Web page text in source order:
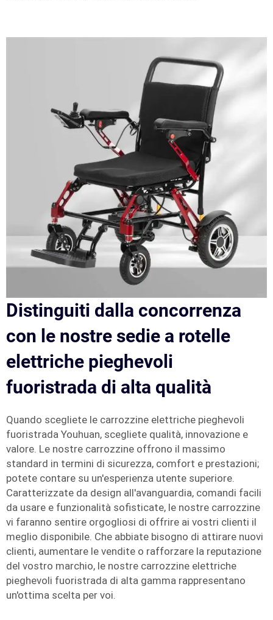
Distinguiti dalla concorrenza
con le nostre sedie a rotelle
elettriche pieghevoli
fuoristrada di alta qualità
Quando scegliete le carrozzine elettriche pieghevoli
fuoristrada Youhuan, scegliete qualità, innovazione e
valore. Le nostre carrozzine offrono il massimo
standard in termini di sicurezza, comfort e prestazioni;
potete contare su un'esperienza utente superiore.
Caratterizzate da design all'avanguardia, comandi facili
da usare e funzionalità sofisticate, le nostre carrozzine
vi faranno sentire orgogliosi di offrire ai vostri clienti il
meglio disponibile. Che abbiate bisogno di attirare nuovi
clienti, aumentare le vendite o rafforzare la reputazione
del vostro marchio, le nostre carrozzine elettriche
pieghevoli fuoristrada di alta gamma rappresentano
un'ottima scelta per voi.